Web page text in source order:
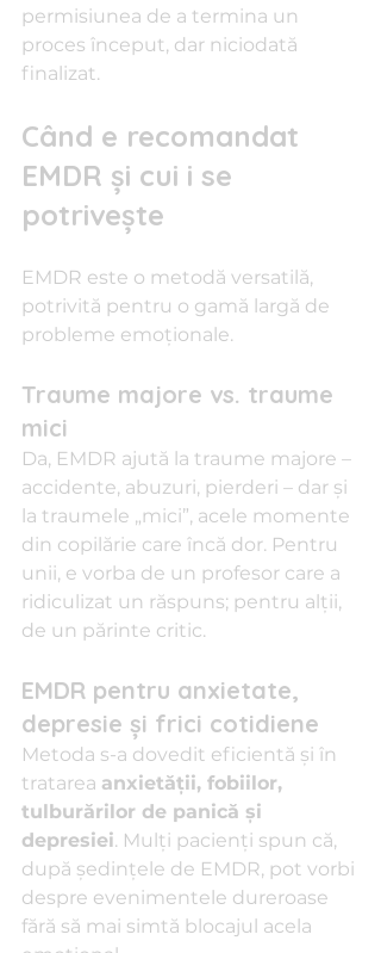
permisiunea de a termina un
proces început, dar niciodată
finalizat.
Când e recomandat
EMDR și cui i se
potrivește
EMDR este o metodă versatilă,
potrivită pentru o gamă largă de
probleme emoționale.
Traume majore vs. traume
mici
Da, EMDR ajută la traume majore –
accidente, abuzuri, pierderi – dar și
la traumele „mici”, acele momente
din copilărie care încă dor. Pentru
unii, e vorba de un profesor care a
ridiculizat un răspuns; pentru alții,
de un părinte critic.
EMDR pentru anxietate,
depresie și frici cotidiene
Metoda s-a dovedit eficientă și în
tratarea anxietății, fobiilor,
tulburărilor de panică și
depresiei. Mulți pacienți spun că,
după ședințele de EMDR, pot vorbi
despre evenimentele dureroase
fără să mai simtă blocajul acela